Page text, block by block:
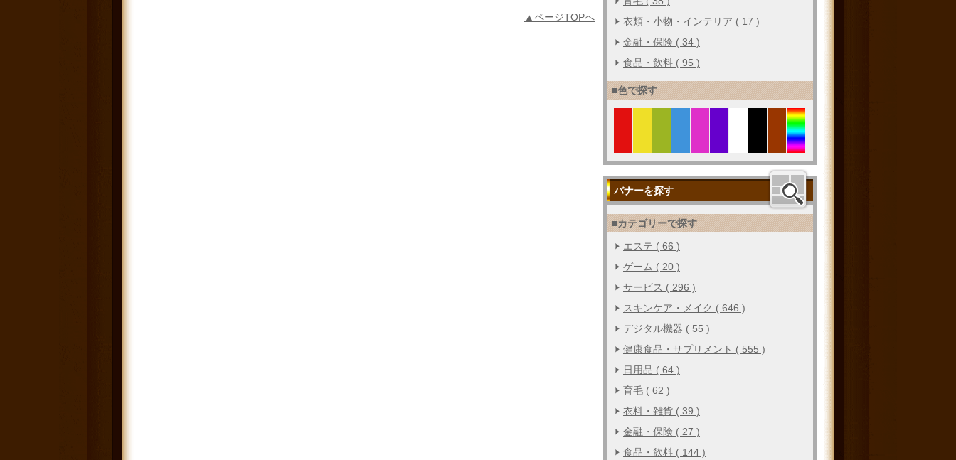
▲ページTOPへ
衣類・小物・インテリア ( 17 )
金融・保険 ( 34 )
食品・飲料 ( 95 )
■色で探す
バナーを探す
■カテゴリーで探す
エステ ( 66 )
ゲーム ( 20 )
サービス ( 296 )
スキンケア・メイク ( 646 )
デジタル機器 ( 55 )
健康食品・サプリメント ( 555 )
日用品 ( 64 )
育毛 ( 62 )
衣料・雑貨 ( 39 )
金融・保険 ( 27 )
食品・飲料 ( 144 )